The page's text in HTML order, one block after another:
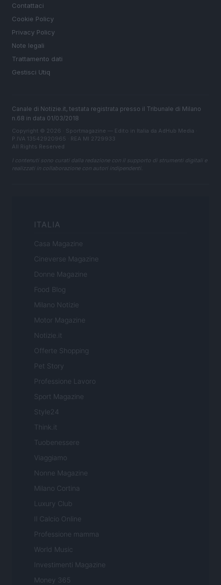
Contattaci
Cookie Policy
Privacy Policy
Note legali
Trattamento dati
Gestisci Utiq
Canale di Notizie.it, testata registrata presso il Tribunale di Milano
n.68 in data 01/03/2018
Copyright © 2026 · Sportmagazine — Edito in Italia da AdHub Media
P.IVA 13542920965 · REA MI 2729933
All Rights Reserved
I contenuti sono curati dalla redazione con il supporto di strumenti digitali e
realizzati in collaborazione con autori indipendenti.
ITALIA
Casa Magazine
Cineverse Magazine
Donne Magazine
Food Blog
Milano Notizie
Motor Magazine
Notizie.it
Offerte Shopping
Pet Story
Professione Lavoro
Sport Magazine
Style24
Think.it
Tuobenessere
Viaggiamo
Nonne Magazine
Milano Cortina
Luxury Club
Il Calcio Online
Professione mamma
World Music
Investimenti Magazine
Money 365